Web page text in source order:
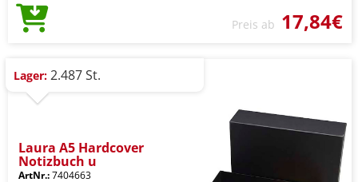
Preis ab 17,84€
Lager: 2.487 St.
Laura A5 Hardcover
Notizbuch u
ArtNr.:7404663